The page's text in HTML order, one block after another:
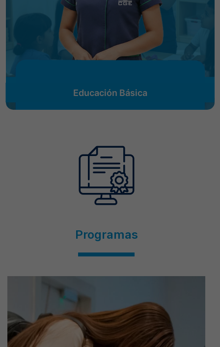
Educación Básica
Programas